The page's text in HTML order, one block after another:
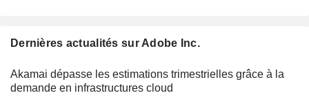
Dernières actualités sur Adobe Inc.
Akamai dépasse les estimations trimestrielles grâce à la
demande en infrastructures cloud